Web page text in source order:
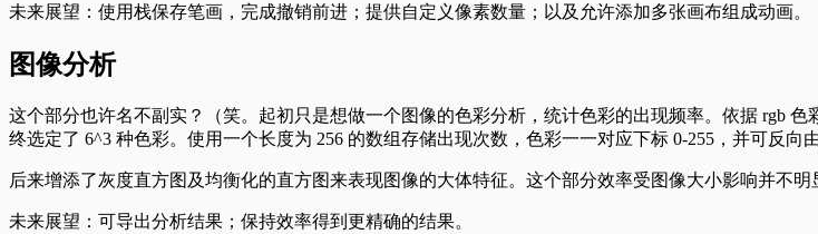
未来展望：使用栈保存笔画，完成撤销前进；提供自定义像素数量；以及允许添加多张画布组成动画。
图像分析
这个部分也许名不副实？（笑。起初只是想做一个图像的色彩分析，统计色彩的出现频率。依据 rgb
终选定了 6^3 种色彩。使用一个长度为 256 的数组存储出现次数，色彩一一对应下标 0-255，并可反向
后来增添了灰度直方图及均衡化的直方图来表现图像的大体特征。这个部分效率受图像大小影响并不明
未来展望：可导出分析结果；保持效率得到更精确的结果。